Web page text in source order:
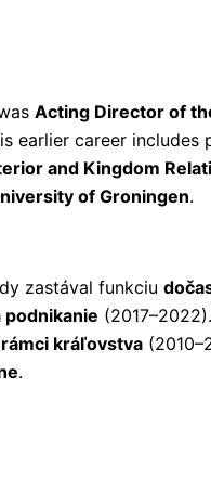
Acting Director of
earlier career includes
and Kingdom
of Groningen.
zastával funkciu
kráľovstva
.